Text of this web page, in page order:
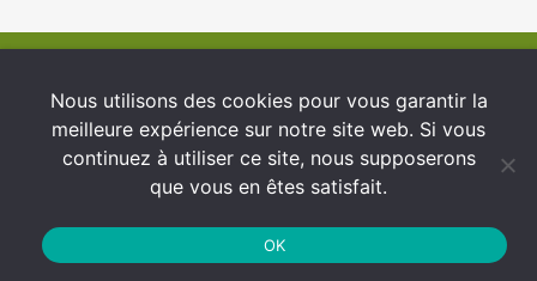
Nous utilisons des cookies pour vous garantir la
meilleure expérience sur notre site web. Si vous
continuez à utiliser ce site, nous supposerons
que vous en êtes satisfait.
OK
Conditions générales d’utilisation
Protection des Données